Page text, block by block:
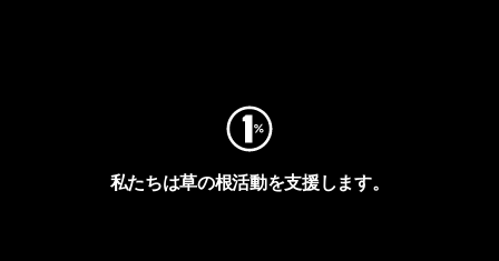
私たちは草の根活動を支援します。